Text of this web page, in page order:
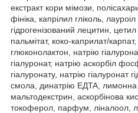
екстракт кори мімози,
фініка, капрілил гліколь,
гідрогенізований лецитин,
пальмітат, коко-каприлат/
глюконолактон, натрію
гіалуронат, натрію аскорбіл
гіалуронату, натрію гіалуронат
смола, динатрію EДTA, лимонна
мальтодекстрин, аскорбінова
токоферол, парфум, ліналоол,